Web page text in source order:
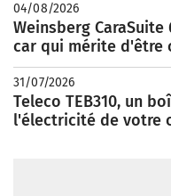
04/08/2026
Weinsberg CaraSuite
car qui mérite d'être
31/07/2026
Teleco TEB310, un
l'électricité de votre